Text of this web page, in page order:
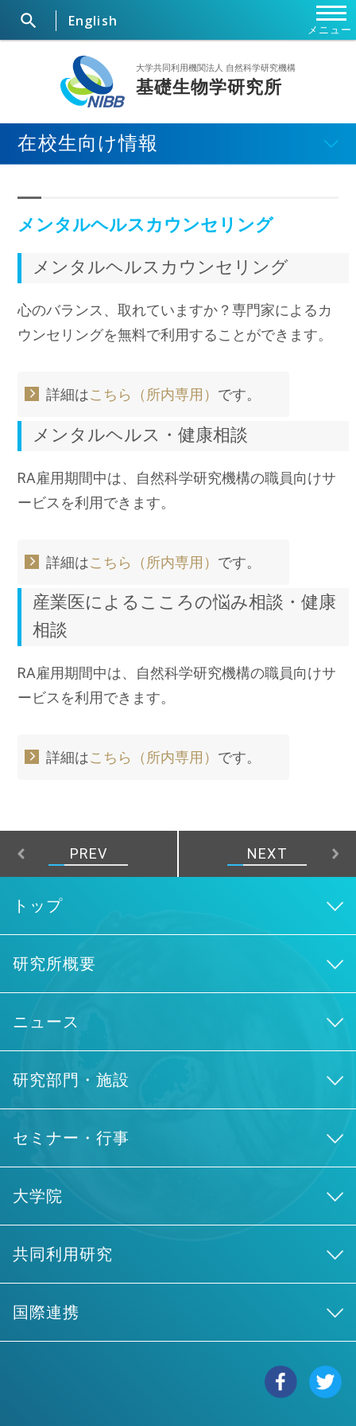
メニュー
研究所概要
ニュース
研究部門・施設
大学院
共同利用研究
人材募集
交通案内
English

大学共同利用機関法人 自然科学研究機構
基礎生物学研究所
在校生向け情報
メンタルヘルスカウンセリング
メンタルヘルスカウンセリング
心のバランス、取れていますか？専門家によるカ
ウンセリングを無料で利用することができます。
詳細はこちら（所内専用） です。
メンタルヘルス・健康相談
RA雇用期間中は、自然科学研究機構の職員向けサ
ービスを利用できます。
詳細はこちら（所内専用） です。
産業医によるこころの悩み相談・健康
相談
RA雇用期間中は、自然科学研究機構の職員向けサ
ービスを利用できます。
詳細はこちら（所内専用） です。
PREV NEXT
トップ
研究所概要
ニュース
研究部門・施設
セミナー・行事
大学院
共同利用研究
国際連携